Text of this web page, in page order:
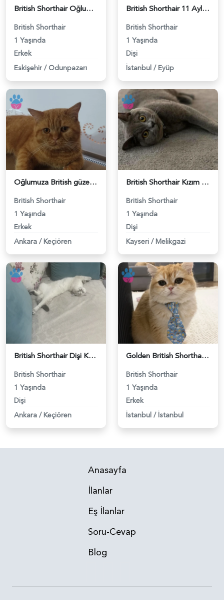
British Shorthair Oğlumuza eş arıyoruz - 118984638
British Shorthair
1 Yaşında
Erkek
Eskişehir / Odunpazarı
British Shorthair 11 Aylık Kızım Eş Arıyor - 118984640
British Shorthair
1 Yaşında
Dişi
İstanbul / Eyüp
Oğlumuza British güzel dişi arıyoruz - 118984620
British Shorthair
1 Yaşında
Erkek
Ankara / Keçiören
British Shorthair Kızım Mila'ya eş arıyorum - 118984614
British Shorthair
1 Yaşında
Dişi
Kayseri / Melikgazi
British Shorthair Dişi Kedim Eş Arıyor - 118984618
British Shorthair
1 Yaşında
Dişi
Ankara / Keçiören
Golden British Shorthair 1 Yaşında Eş Arıyor - 118984604
British Shorthair
1 Yaşında
Erkek
İstanbul / İstanbul
Anasayfa
İlanlar
Eş İlanlar
Soru-Cevap
Blog